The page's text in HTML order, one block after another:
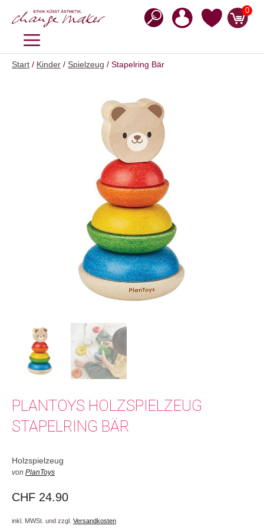
Inhalt
0
MENÜ
Start / Kinder / Spielzeug / Stapelring Bär
PLANTOYS HOLZSPIELZEUG
STAPELRING BÄR
Holzspielzeug
von PlanToys
CHF 24.90
inkl. MWSt. und zzgl. Versandkosten